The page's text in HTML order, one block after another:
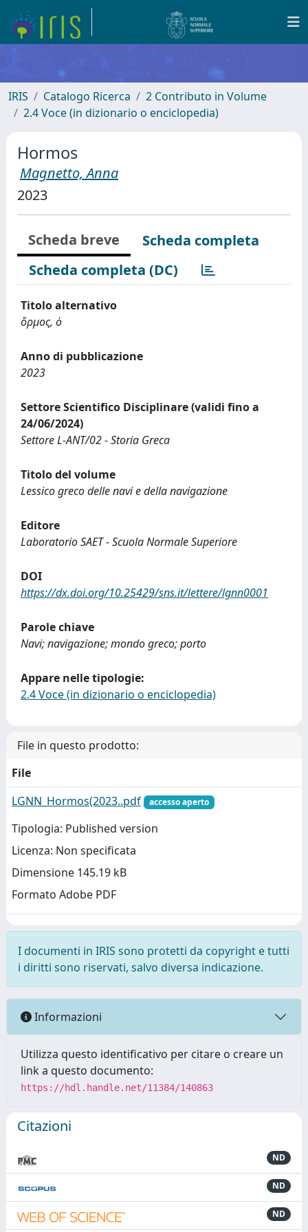
IRIS Catalogo Ricerca
2 Contributo in Volume
2.4 Voce (in dizionario o enciclopedia)
Hormos
Magnetto, Anna
2023
Scheda breve
Scheda completa
Scheda completa (DC)
Titolo alternativo
ὅρμος, ὁ
Anno di pubblicazione
2023
Settore Scientifico Disciplinare (validi fino a
24/06/2024)
Settore L-ANT/02 - Storia Greca
Titolo del volume
Lessico greco delle navi e della navigazione
Editore
Laboratorio SAET - Scuola Normale Superiore
DOI
https://dx.doi.org/10.25429/sns.it/lettere/lgnn0001
Parole chiave
Navi; navigazione; mondo greco; porto
Appare nelle tipologie:
2.4 Voce (in dizionario o enciclopedia)
File in questo prodotto:
File
LGNN_Hormos(2023..pdf
accesso aperto
Tipologia: Published version
Licenza: Non specificata
Dimensione 145.19 kB
Formato Adobe PDF
I documenti in IRIS sono protetti da copyright e tutti
i diritti sono riservati, salvo diversa indicazione.
Informazioni
Utilizza questo identificativo per citare o creare un
link a questo documento:
https://hdl.handle.net/11384/140863
Citazioni
ND
ND
ND